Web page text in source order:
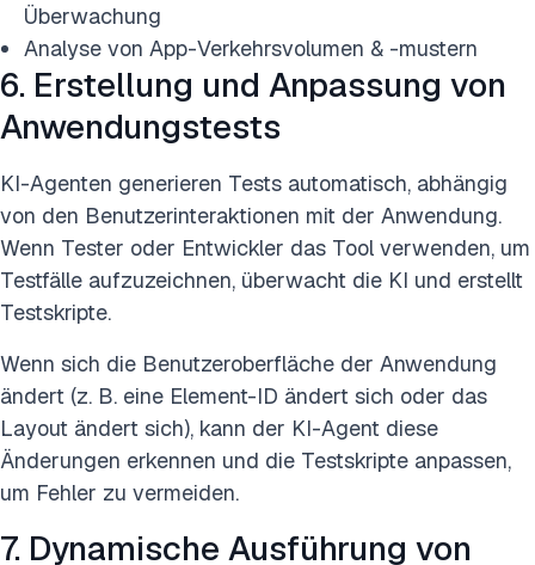
Überwachung
Analyse von App-Verkehrsvolumen & -mustern
6. Erstellung und Anpassung von
Anwendungstests
KI-Agenten generieren Tests automatisch, abhängig
von den Benutzerinteraktionen mit der Anwendung.
Wenn Tester oder Entwickler das Tool verwenden, um
Testfälle aufzuzeichnen, überwacht die KI und erstellt
Testskripte.
Wenn sich die Benutzeroberfläche der Anwendung
ändert (z. B. eine Element-ID ändert sich oder das
Layout ändert sich), kann der KI-Agent diese
Änderungen erkennen und die Testskripte anpassen,
um Fehler zu vermeiden.
7. Dynamische Ausführung von